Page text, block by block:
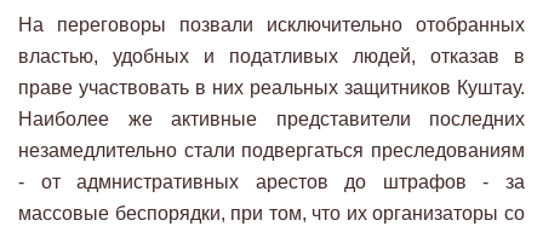
На переговоры позвали исключительно отобранных
властью, удобных и податливых людей, отказав в
праве участвовать в них реальных защитников Куштау.
Наиболее же активные представители последних
незамедлительно стали подвергаться преследованиям
- от адмнистративных арестов до штрафов - за
массовые беспорядки, при том, что их организаторы со